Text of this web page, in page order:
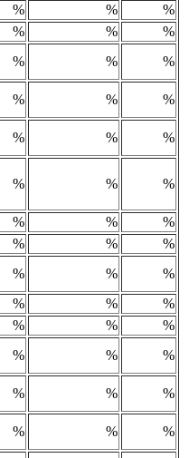
% %
%
% %
%
% %
%
% %
%
% %
%
% % %
% %
%
% %
%
% %
%
% %
%
% %
%
% %
%
% %
%
% %
%